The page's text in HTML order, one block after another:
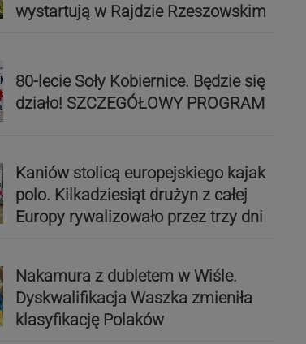
wystartują w Rajdzie Rzeszowskim
80-lecie Soły Kobiernice. Będzie się
działo! SZCZEGÓŁOWY PROGRAM
Kaniów stolicą europejskiego kajak
polo. Kilkadziesiąt drużyn z całej
Europy rywalizowało przez trzy dni
Nakamura z dubletem w Wiśle.
Dyskwalifikacja Waszka zmieniła
klasyfikację Polaków